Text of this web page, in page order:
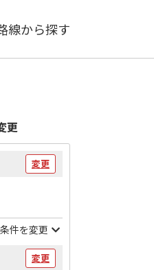
線から探す
更
変更
条件を変更
変更